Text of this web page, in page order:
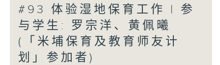
#93 体验湿地保育工作 | 参
与学生: 罗宗洋、黄佩曦
(「米埔保育及教育师友计
划」参加者)